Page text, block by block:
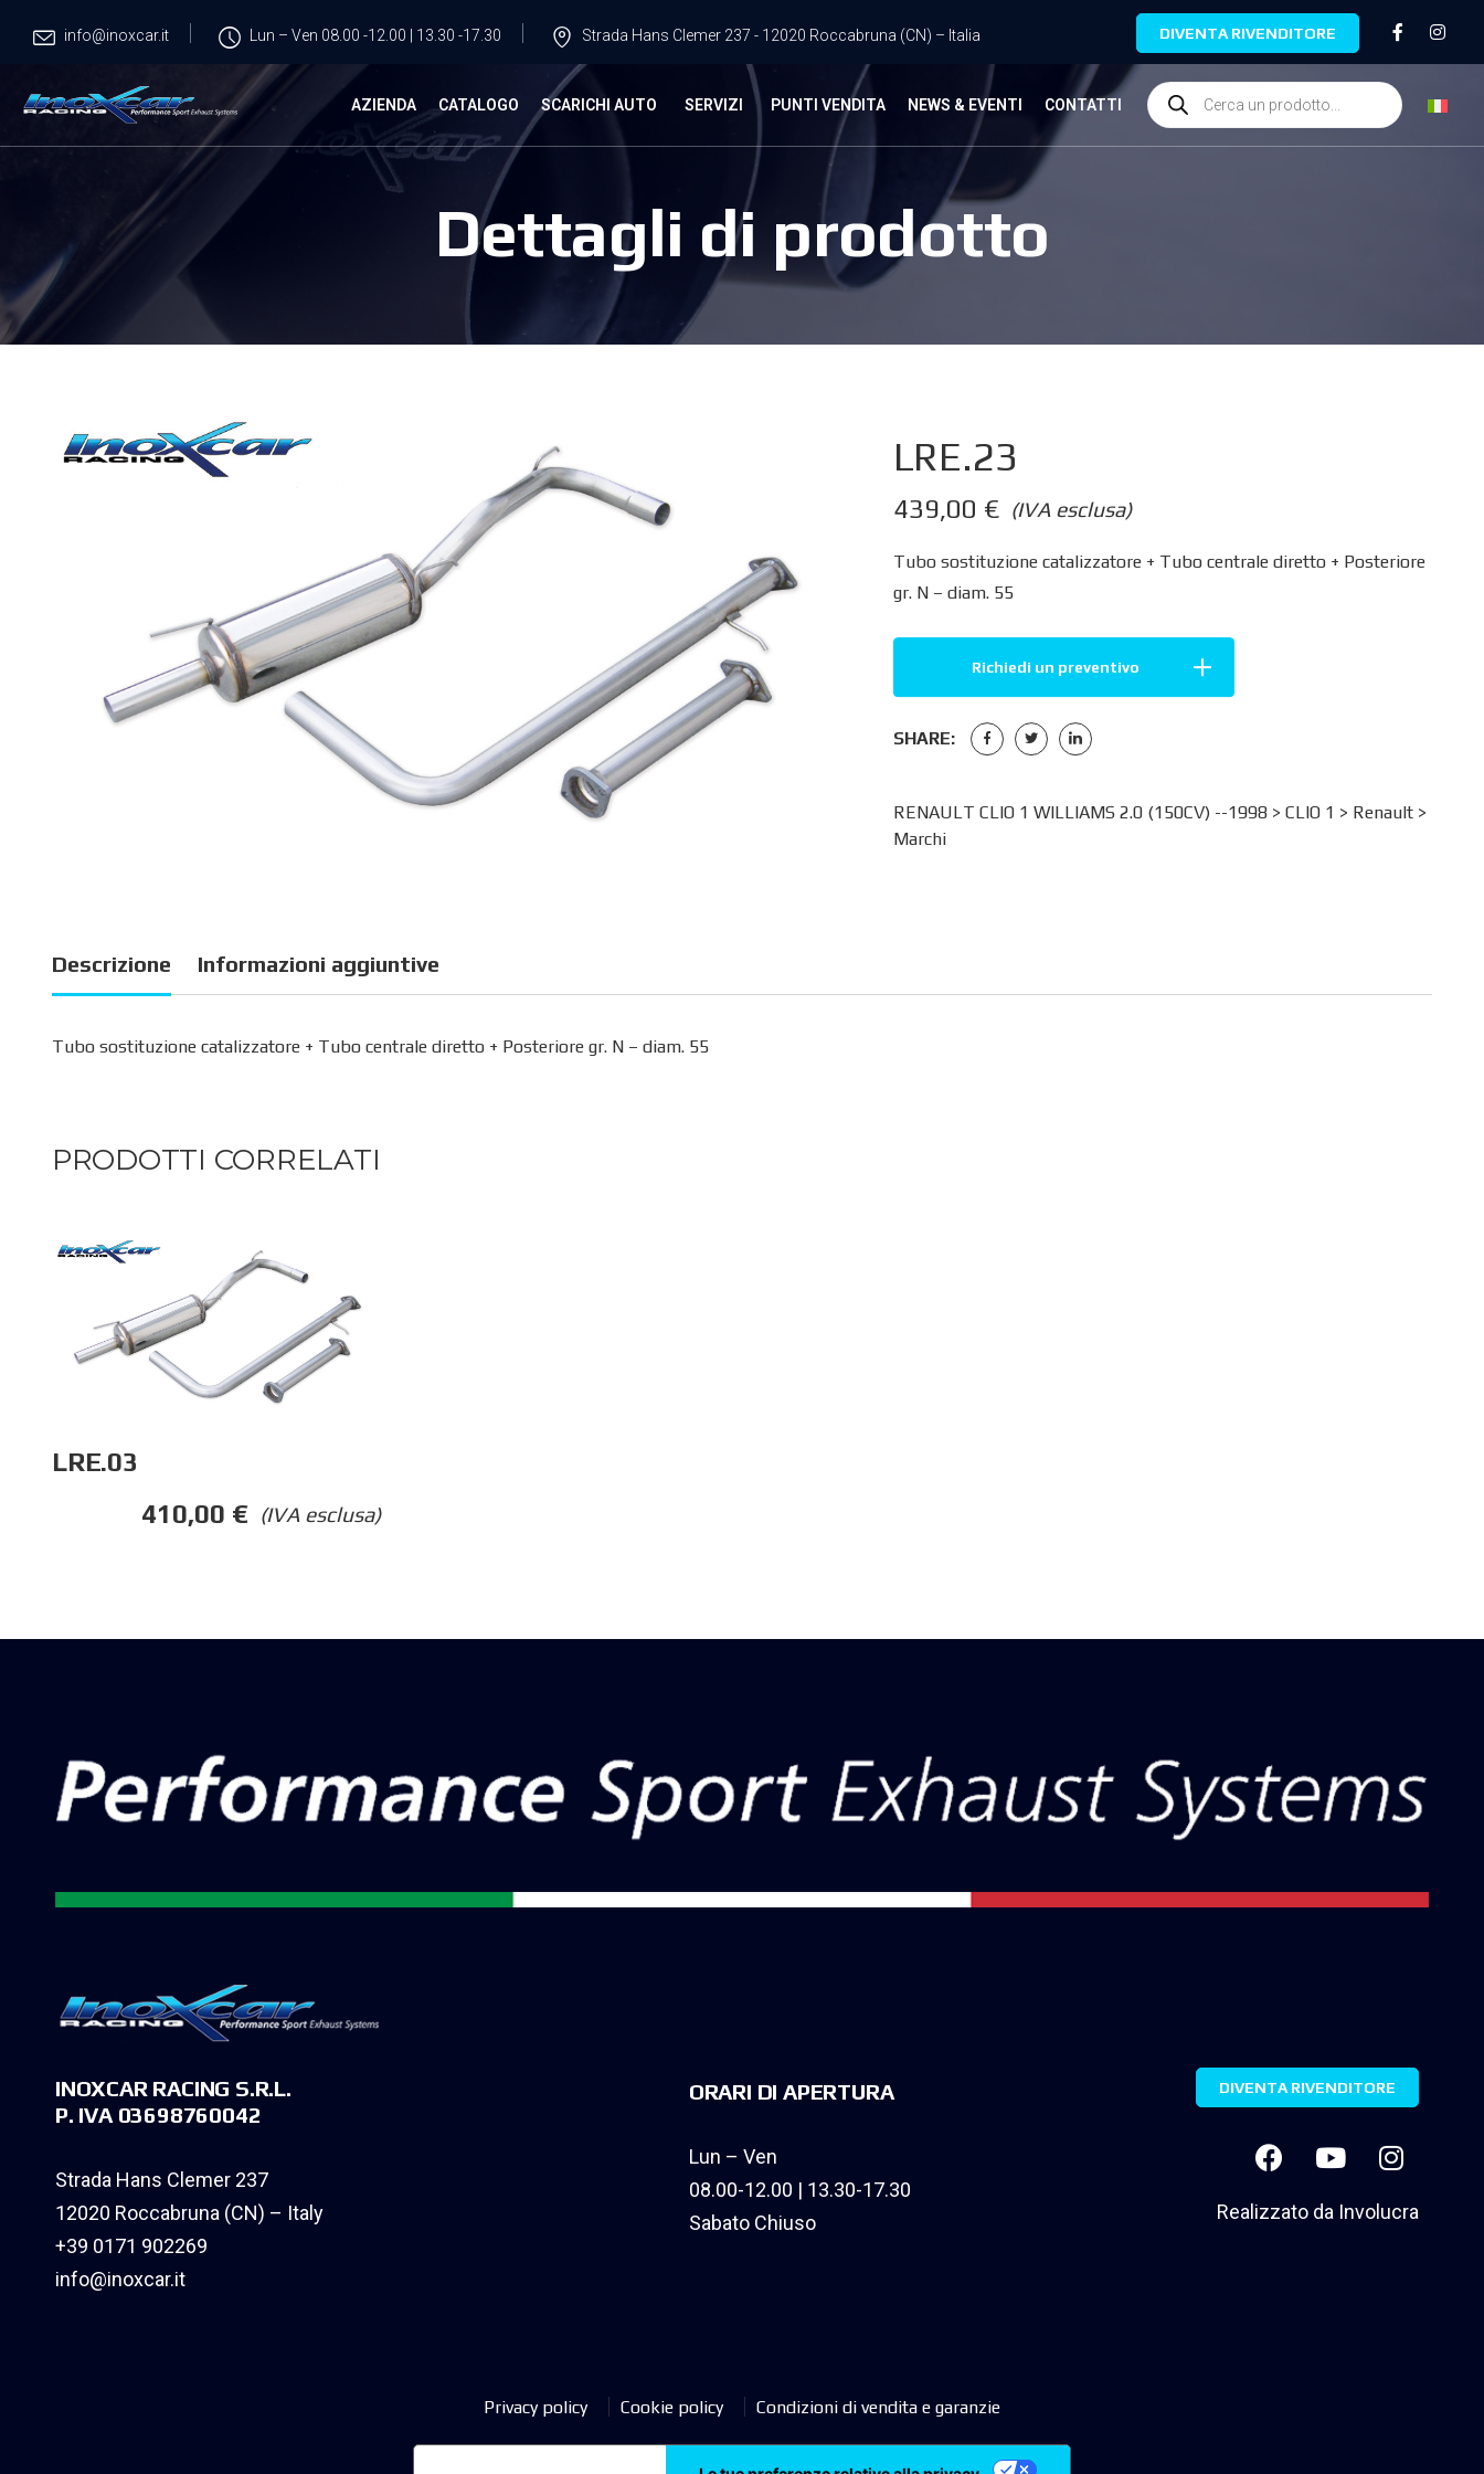
info@inoxcar.it Lun – Ven 08.00 -12.00 | 13.30 -17.30 Strada Hans Clemer 237 - 12020 Roccabruna (CN) – Italia DIVENTA RIVENDITORE
AZIENDA CATALOGO SCARICHI AUTO SERVIZI PUNTI VENDITA NEWS & EVENTI CONTATTI
Dettagli di prodotto
LRE.23
(IVA esclusa)
439,00 €
Tubo sostituzione catalizzatore + Tubo centrale diretto + Posteriore
gr. N – diam. 55
Richiedi un preventivo
SHARE:
RENAULT CLIO 1 WILLIAMS 2.0 (150CV) --1998 > CLIO 1 > Renault>
Marchi
Descrizione Informazioni aggiuntive
Tubo sostituzione catalizzatore + Tubo centrale diretto + Posteriore gr. N – diam. 55
PRODOTTI CORRELATI
LRE.03
(IVA esclusa)
410,00 €
INOXCAR RACING S.R.L.
P. IVA 03698760042
Strada Hans Clemer 237
12020 Roccabruna (CN) – Italy
+39 0171 902269
info@inoxcar.it
ORARI DI APERTURA
Lun – Ven
08.00-12.00 | 13.30-17.30
Sabato Chiuso
DIVENTA RIVENDITORE
Realizzato da Involucra
Privacy policy Cookie policy Condizioni di vendita e garanzie